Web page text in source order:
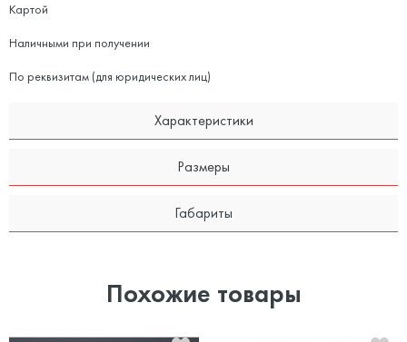
Картой
Наличными при получении
По реквизитам (для юридических лиц)
Характеристики
Размеры
Габариты
Похожие товары